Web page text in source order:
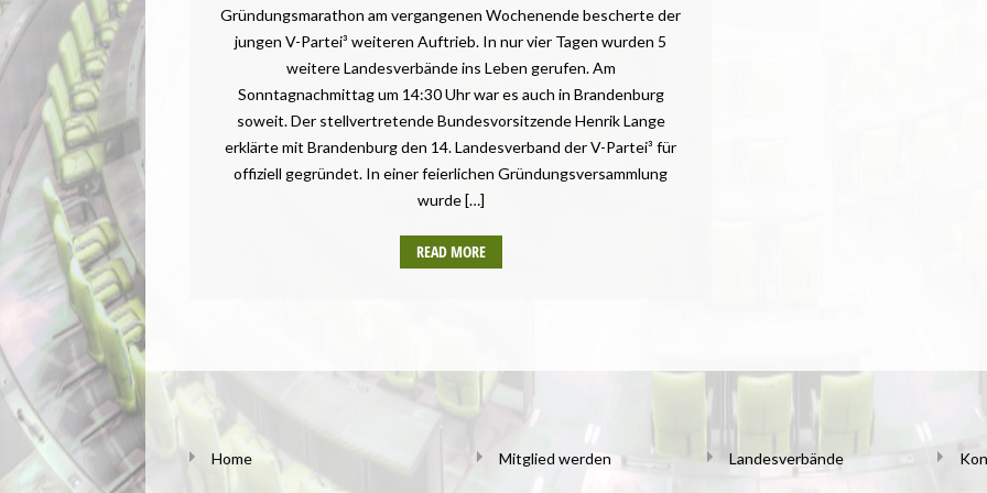
Gründungsmarathon am vergangenen Wochenende bescherte der
jungen V-Partei³ weiteren Auftrieb. In nur vier Tagen wurden 5
weitere Landesverbände ins Leben gerufen. Am
Sonntagnachmittag um 14:30 Uhr war es auch in Brandenburg
soweit. Der stellvertretende Bundesvorsitzende Henrik Lange
erklärte mit Brandenburg den 14. Landesverband der V-Partei³ für
offiziell gegründet. In einer feierlichen Gründungsversammlung
wurde […]
READ MORE
Home Mitglied werden Landesverbände